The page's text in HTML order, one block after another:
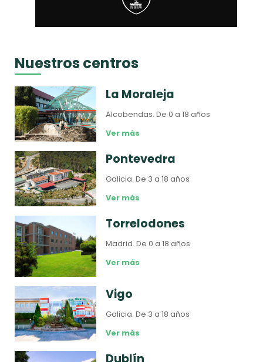
Nuestros centros
La Moraleja
Alcobendas.De 0 a 18 años
Ver más
Pontevedra
Galicia.De 3 a 18 años
Ver más
Torrelodones
Madrid.De 0 a 18 años
Ver más
Vigo
Galicia.De 3 a 18 años
Ver más